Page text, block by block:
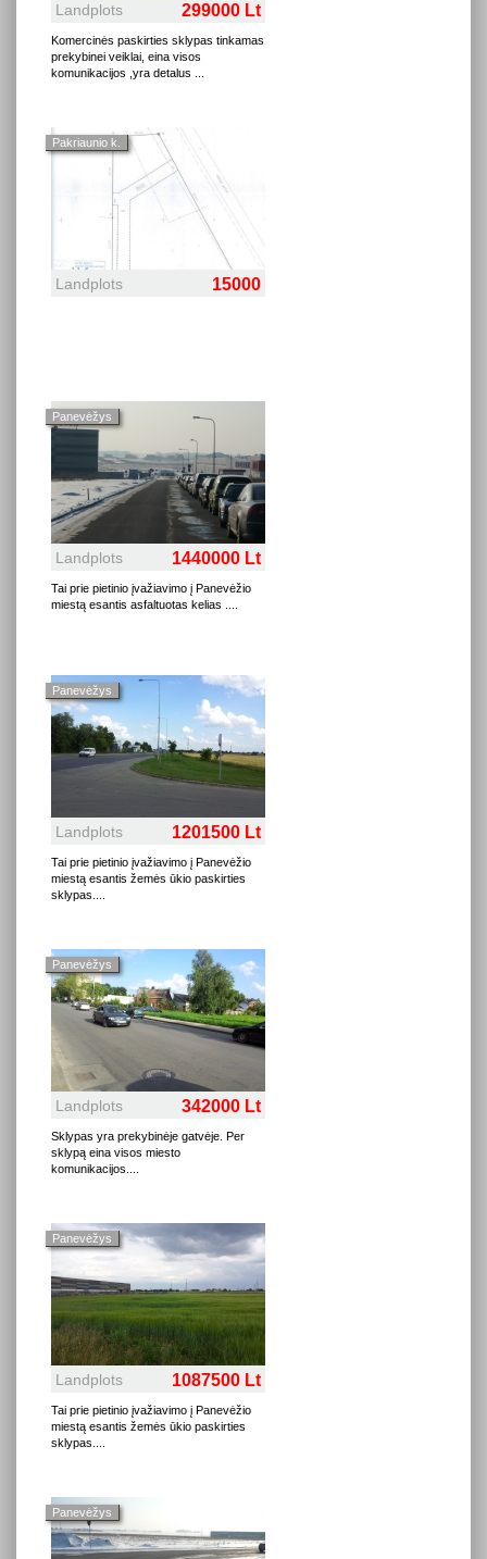
Landplots 299000 Lt
Komercinės paskirties sklypas tinkamas
prekybinei veiklai, eina visos
komunikacijos ,yra detalus
Pakriaunio k.
Landplots 15000
Panevėžys
Landplots 1440000 Lt
Tai prie pietinio įvažiavimo į Panevėžio
miestą esantis asfaltuotas kelias .
Panevėžys
Landplots 1201500 Lt
Tai prie pietinio įvažiavimo į Panevėžio
miestą esantis žemės ūkio paskirties
sklypas.
Panevėžys
Landplots 342000 Lt
Sklypas yra prekybinėje gatvėje. Per
sklypą eina visos miesto
komunikacijos.
Panevėžys
Landplots 1087500 Lt
Tai prie pietinio įvažiavimo į Panevėžio
miestą esantis žemės ūkio paskirties
sklypas.
Panevėžys